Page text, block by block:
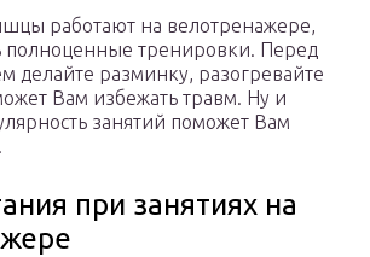
работают на велотренажере,
полноценные тренировки. Перед
делайте разминку, разогревайте
Вам избежать травм. Ну и
занятий поможет Вам
при занятиях на